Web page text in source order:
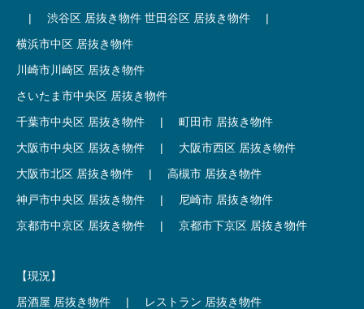
|
渋谷区 居抜き物件 世田谷区 居抜き物件
|
横浜市中区 居抜き物件
川崎市川崎区 居抜き物件
さいたま市中央区 居抜き物件
千葉市中央区 居抜き物件
|
町田市 居抜き物件
大阪市中央区 居抜き物件
|
大阪市西区 居抜き物件
大阪市北区 居抜き物件
|
高槻市 居抜き物件
神戸市中央区 居抜き物件
|
尼崎市 居抜き物件
京都市中京区 居抜き物件
| 京都市下京区 居抜き物件
【現況】
居酒屋 居抜き物件
|
レストラン 居抜き物件